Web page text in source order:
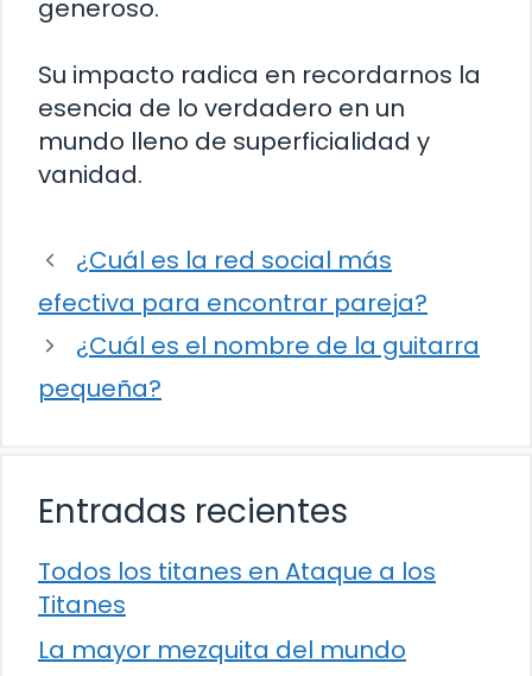
generoso.
Su impacto radica en recordarnos la
esencia de lo verdadero en un
mundo lleno de superficialidad y
vanidad.
¿Cuál es la red social más
efectiva para encontrar pareja?
¿Cuál es el nombre de la guitarra
pequeña?
Entradas recientes
Todos los titanes en Ataque a los
Titanes
La mayor mezquita del mundo